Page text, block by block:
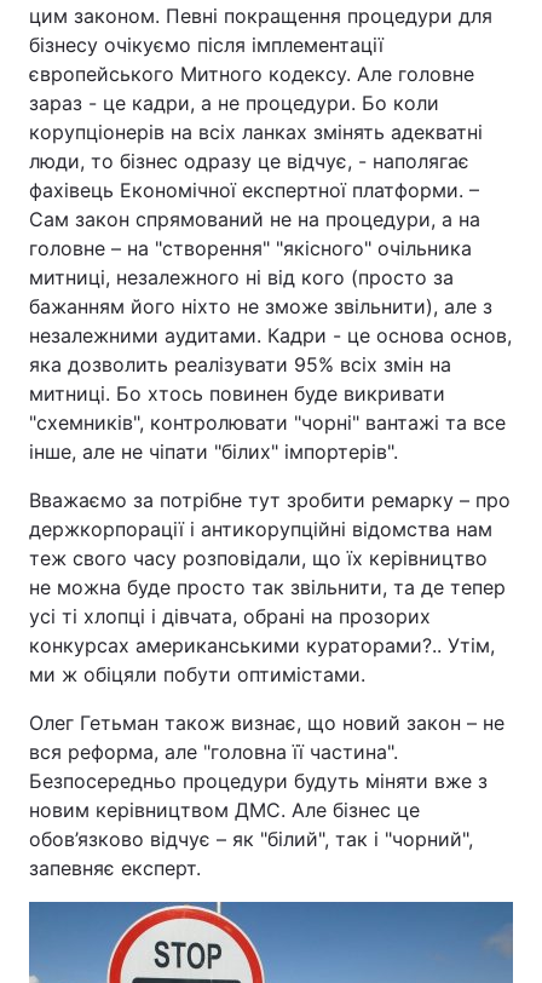
цим законом. Певні покращення процедури для
бізнесу очікуємо після імплементації
європейського Митного кодексу. Але головне
зараз - це кадри, а не процедури. Бо коли
корупціонерів на всіх ланках змінять адекватні
люди, то бізнес одразу це відчує, - наполягає
фахівець Економічної експертної платформи. –
Сам закон спрямований не на процедури, а на
головне – на "створення" "якісного" очільника
митниці, незалежного ні від кого (просто за
бажанням його ніхто не зможе звільнити), але з
незалежними аудитами. Кадри - це основа основ,
яка дозволить реалізувати 95% всіх змін на
митниці. Бо хтось повинен буде викривати
"схемників", контролювати "чорні" вантажі та все
інше, але не чіпати "білих" імпортерів".
Вважаємо за потрібне тут зробити ремарку – про
держкорпорації і антикорупційні відомства нам
теж свого часу розповідали, що їх керівництво
не можна буде просто так звільнити, та де тепер
усі ті хлопці і дівчата, обрані на прозорих
конкурсах американськими кураторами?.. Утім,
ми ж обіцяли побути оптимістами.
Олег Гетьман також визнає, що новий закон – не
вся реформа, але "головна її частина".
Безпосередньо процедури будуть міняти вже з
новим керівництвом ДМС. Але бізнес це
обов’язково відчує – як "білий", так і "чорний",
запевняє експерт.